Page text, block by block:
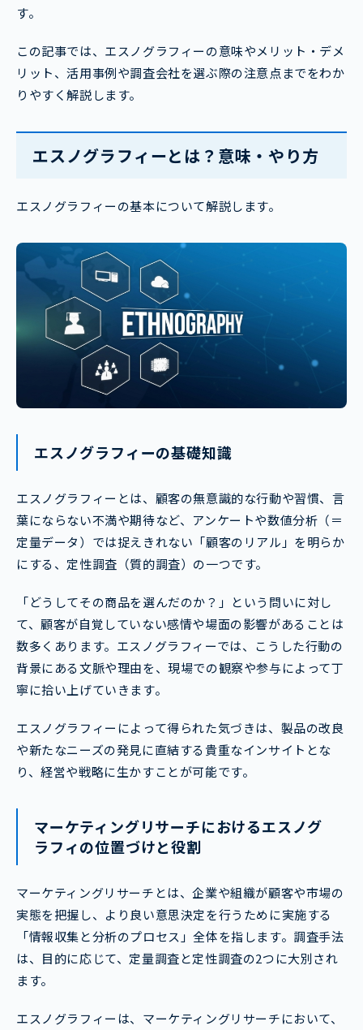
す。
この記事では、エスノグラフィーの意味やメリット・デメ
リット、活用事例や調査会社を選ぶ際の注意点までをわか
りやすく解説します。
エスノグラフィーとは？意味・やり方
エスノグラフィーの基本について解説します。
エスノグラフィーの基礎知識
エスノグラフィーとは、顧客の無意識的な行動や習慣、言
葉にならない不満や期待など、アンケートや数値分析（＝
定量データ）では捉えきれない「顧客のリアル」を明らか
にする、定性調査（質的調査）の一つです。
「どうしてその商品を選んだのか？」という問いに対し
て、顧客が自覚していない感情や場面の影響があることは
数多くあります。エスノグラフィーでは、こうした行動の
背景にある文脈や理由を、現場での観察や参与によって丁
寧に拾い上げていきます。
エスノグラフィーによって得られた気づきは、製品の改良
や新たなニーズの発見に直結する貴重なインサイトとな
り、経営や戦略に生かすことが可能です。
マーケティングリサーチにおけるエスノグ
ラフィの位置づけと役割
マーケティングリサーチとは、企業や組織が顧客や市場の
実態を把握し、より良い意思決定を行うために実施する
「情報収集と分析のプロセス」全体を指します。調査手法
は、目的に応じて、定量調査と定性調査の2つに大別され
ます。
エスノグラフィーは、マーケティングリサーチにおいて、